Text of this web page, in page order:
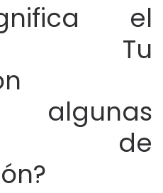
el
Tu
algunas
de